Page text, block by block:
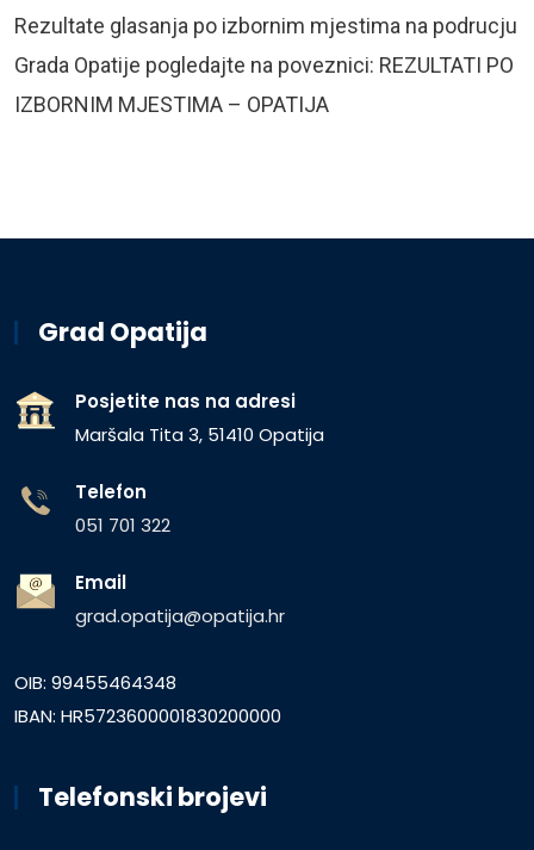
Rezultate glasanja po izbornim mjestima na podrucju
Grada Opatije pogledajte na poveznici: REZULTATI PO
IZBORNIM MJESTIMA – OPATIJA
Grad Opatija
Posjetite nas na adresi
Maršala Tita 3, 51410 Opatija
Telefon
051 701 322
Email
grad.opatija@opatija.hr
OIB: 99455464348
IBAN: HR5723600001830200000
Telefonski brojevi